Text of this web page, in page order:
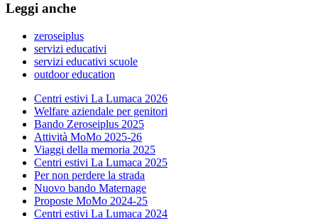
Leggi anche
zeroseiplus
servizi educativi
servizi educativi scuole
outdoor education
Centri estivi La Lumaca 2026
Welfare aziendale per genitori
Bando Zeroseiplus 2025
Attività MoMo 2025-26
Viaggi della memoria 2025
Centri estivi La Lumaca 2025
Per non perdere la strada
Nuovo bando Maternage
Proposte MoMo 2024-25
Centri estivi La Lumaca 2024